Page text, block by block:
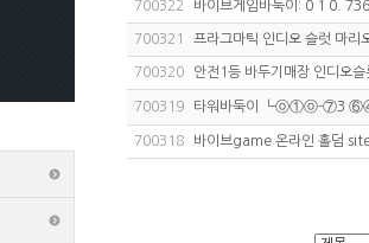
700322 바이브게임바둑이: 0 1 0.
700321 프라그마틱 인디오 슬럿 마리
700320 안전1등 바두기매장 인디오
700319 타워바둑이 ┗ⓞ①ⓞ-⑦3
700318 바이브game 온라인 홀덤